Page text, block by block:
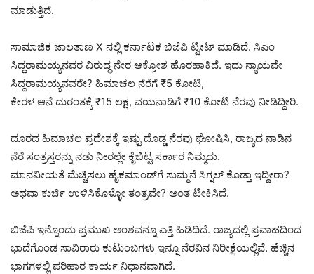
ಮಾಡುತ್ತಿದೆ.
ಸಾಮಾಜಿಕ ಜಾಲತಾಣ X ನಲ್ಲಿ ಕರ್ನಾಟಕ ಬಿಜೆಪಿ ಟ್ವೀಟ್ ಮಾಡಿದೆ. ಸಿಎಂ
ಸಿದ್ದರಾಮಯ್ಯನವರ ವಿರುದ್ಧ ನೇರ ಆಕ್ರೋಶ ಹೊರಹಾಕಿದೆ. ಇದು ನ್ಯಾಯವೇ
ಸಿದ್ದರಾಮಯ್ಯನವರೇ? ಹಿಮಾಚಲ ನೆರೆಗೆ ₹5 ಕೋಟಿ,
ಕೇರಳ ಆನೆ ದುರಂತಕ್ಕೆ ₹15 ಲಕ್ಷ, ವಯನಾಡಿಗೆ ₹10 ಕೋಟಿ ನೆರವು ನೀಡಿದ್ದೀರಿ.
ದೂರದ ಹಿಮಾಚಲ ಪ್ರದೇಶಕ್ಕೆ ಇಷ್ಟು ದೊಡ್ಡ ನೆರವು ಘೋಷಿಸಿ, ರಾಜ್ಯದ ನಾಡಿನ
ನೆರೆ ಸಂತ್ರಸ್ತರನ್ನು ನಡು ನೀರಲ್ಲೇ ಕೈಬಿಟ್ಟ ಸರ್ಕಾರ ನಿಮ್ಮದು.
ಮಾನವೀಯತೆ ಮೆಚ್ಚಿಸಲು ಹೈಕಮಾಂಡ್‌ಗೆ ಸುಮ್ಮನೆ ಸಿಗ್ನಲ್ ಕೊಡ್ತಾ ಇದ್ದೀರಾ?
ಅಥವಾ ಕುರ್ಚಿ ಉಳಿಸಿಕೊಳ್ಳೋ ತಂತ್ರವೇ? ಅಂತ ಟೀಕಿಸಿದೆ.
ಬಿಜೆಪಿ ಇನ್ನೊಂದು ಪ್ರಮುಖ ಅಂಶವನ್ನೂ ಎತ್ತಿ ಹಿಡಿದಿದೆ. ರಾಜ್ಯದಲ್ಲಿ ಪ್ರವಾಹದಿಂದ
ಭಾದೆಗೊಂಡ ಸಾವಿರಾರು ಕುಟುಂಬಗಳು ಇನ್ನೂ ನೆರವಿನ ನಿರೀಕ್ಷೆಯಲ್ಲಿವೆ. ಹೆಚ್ಚಿನ
ಭಾಗಗಳಲ್ಲಿ ಪರಿಹಾರ ಕಾರ್ಯ ನಿಧಾನವಾಗಿದೆ.